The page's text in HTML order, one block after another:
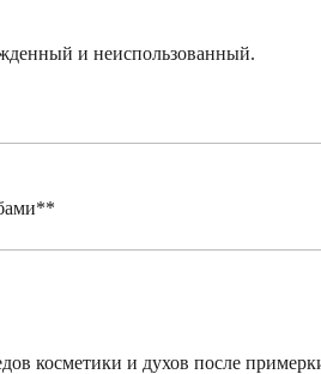
и неиспользованный.
косметики и духов после